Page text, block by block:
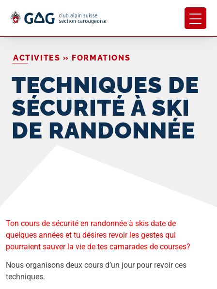
ACTIVITES » FORMATIONS
TECHNIQUES DE
SÉCURITÉ À SKI
DE RANDONNÉE
Ton cours de sécurité en randonnée à skis date de
quelques années et tu désires revoir les gestes qui
pourraient sauver la vie de tes camarades de courses?
Nous organisons deux cours d’un jour pour revoir ces
techniques.